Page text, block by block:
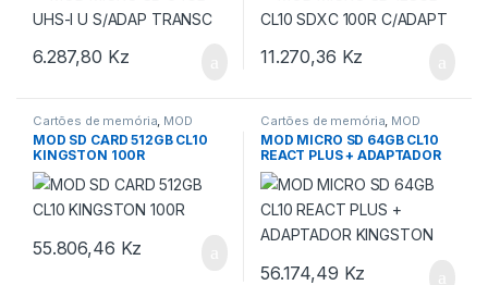
6.287,80 Kz 11.270,36 Kz
Cartões de memória MOD
MICRO SD Kingston Technology
MOD SD CARD 512GB CL10
KINGSTON 100R
55.806,46 Kz
Cartões de memória MOD
MICRO SD KINGSTON
MOD MICRO SD 64GB CL10
REACT PLUS + ADAPTADOR
KINGSTON
56.174,49 Kz